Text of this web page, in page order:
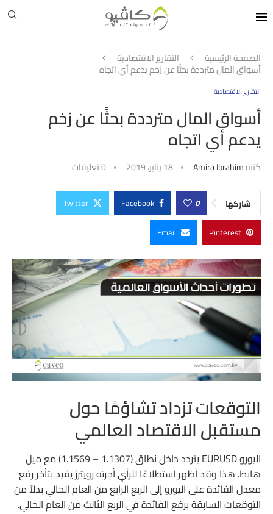
الصفحة الرئيسية التقارير الاقتصادية
أسواق المال مترددة بحثًا عن زخم يدعم أي اتجاه
التقارير الاقتصادية
أسواق المال مترددة بحثًا عن زخم
يدعم أي اتجاه
كتبهAmira Ibrahim 18 يناير، 2019 0 تعليقات
شاركها 0
Facebook
Twitter
Pinterest
Email
التوقعات تزداد تشاؤمًا حول
مستقبل الاقتصاد العالمي
اليورو EURUSD يتردد داخل نطاق (1.1307 – 1.1569) مع ميل
هابط. هذا وقد أظهر استطلاعًا للرأي أجرته رويترز يفيد بتأخر رفع
معدل الفائدة على اليورو إلى الربع الرابع من العام الحالي بدلاً من
التوقعات السابقة برفع الفائدة في الربع الثالث من العام الحالي.